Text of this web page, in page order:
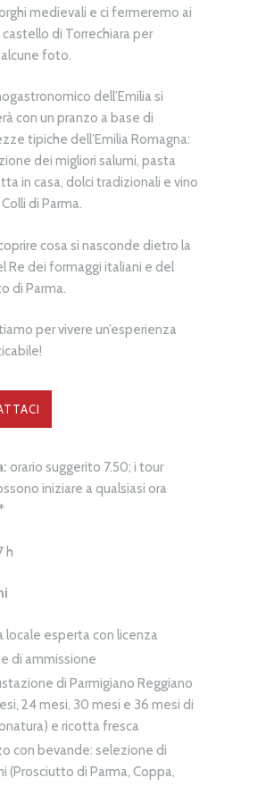
medievali e ci fermeremo ai
di Torrechiara per
foto.
dell’Emilia si
con un pranzo a base di
tipiche dell’Emilia Romagna:
dei migliori salumi, pasta
in casa, dolci tradizionali e vino
di Parma.
cosa si nasconde dietro la
Re dei formaggi italiani e del
di Parma.
per vivere un’esperienza
orario suggerito 7.50; i tour
iniziare a qualsiasi ora
h
locale esperta con licenza
di ammissione
di Parmigiano Reggiano
24 mesi, 30 mesi e 36 mesi di
e ricotta fresca
con bevande: selezione di
(Prosciutto di Parma, Coppa,